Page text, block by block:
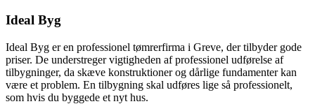
Ideal Byg
Ideal Byg er en professionel tømrerfirma i Greve, der tilbyder gode
priser. De understreger vigtigheden af professionel udførelse af
tilbygninger, da skæve konstruktioner og dårlige fundamenter kan
være et problem. En tilbygning skal udføres lige så professionelt,
som hvis du byggede et nyt hus.